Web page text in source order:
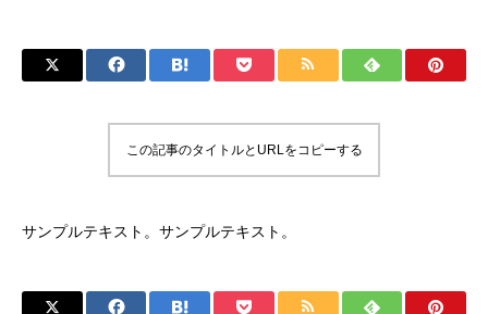
この記事のタイトルとURLをコピーする
サンプルテキスト。サンプルテキスト。